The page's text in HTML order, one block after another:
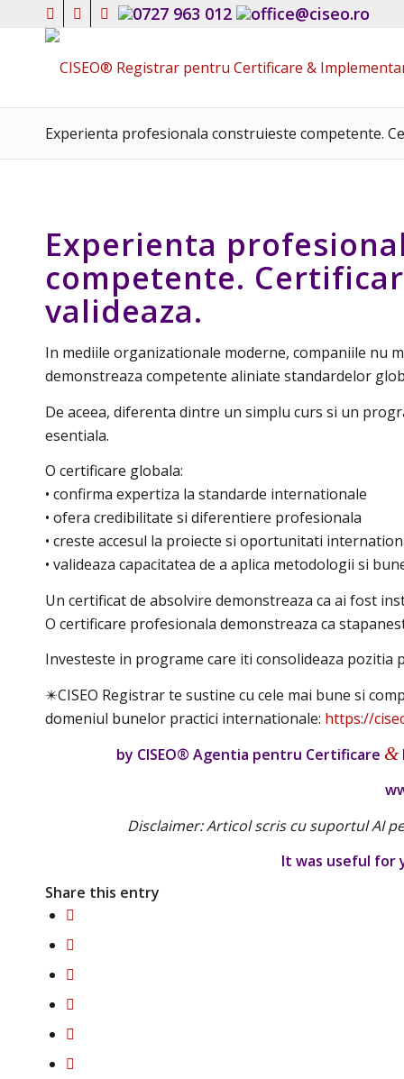
0727 963 012 office@ciseo.ro
Experienta profesionala construieste competente.
Experienta
competente.
valideaza.
In mediile organizationale moderne, companiile nu
demonstreaza competente aliniate standardelor
De aceea, diferenta dintre un simplu curs si un
esentiala.
O certificare globala:
• confirma expertiza la standarde internationale
• ofera credibilitate si diferentiere profesionala
• creste accesul la proiecte si oportunitati
• valideaza capacitatea de a aplica metodologii si
Un certificat de absolvire demonstreaza ca ai fost
O certificare profesionala demonstreaza ca
Investeste in programe care iti consolideaza
✴️CISEO Registrar te sustine cu cele mai bune si
domeniul bunelor practici internationale: https://
by CISEO® Agentia pentru Certificare &
Disclaimer: Articol scris cu suportul AI
It was useful for
Share this entry